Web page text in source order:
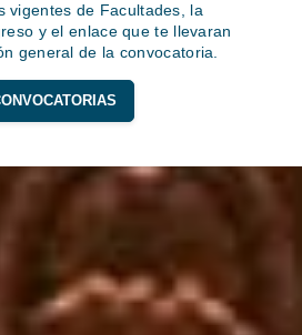
vigentes de Facultades, la
y el enlace que te llevaran
general de la convocatoria.